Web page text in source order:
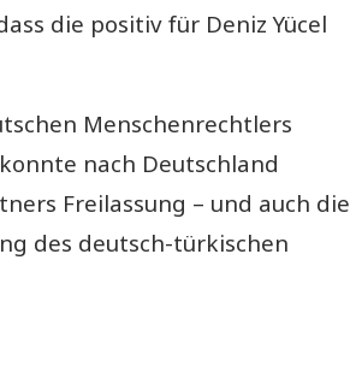
die positiv für Deniz Yücel
Menschenrechtlers
nach Deutschland
Freilassung – und auch die
des deutsch-türkischen